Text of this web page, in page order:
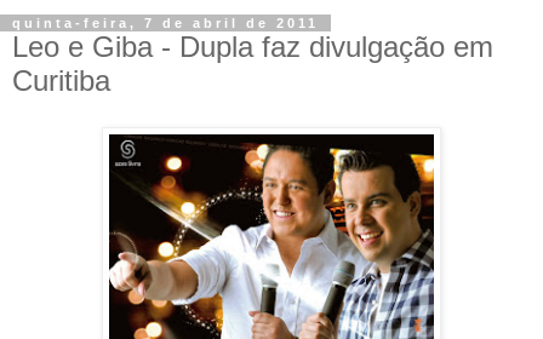
quinta-feira, 7 de abril de 2011
Leo e Giba - Dupla faz divulgação em
Curitiba